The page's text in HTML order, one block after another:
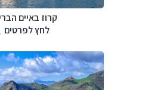
קרוז באיים
לחץ לפרטים